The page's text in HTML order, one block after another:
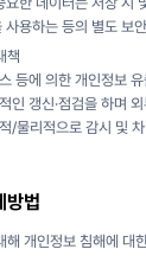
용하는 등의 별도 보
책
등에 의한 개인정보
인 갱신·점검을 하며
/물리적으로 감시 및
방법
해 개인정보 침해에 대